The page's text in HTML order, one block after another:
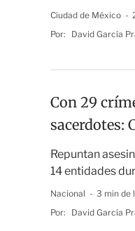
Ciudad de México
Por:
David García
Con 29
sacerdotes:
Repuntan
14 entidades
Nacional
3 min de
Por:
David García